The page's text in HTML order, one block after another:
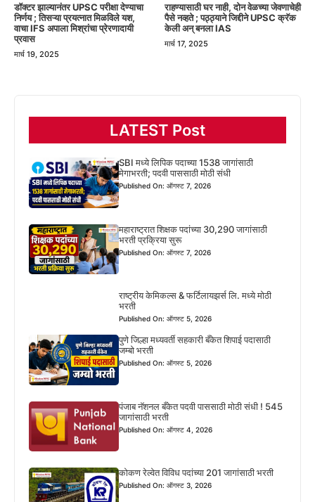
डॉक्टर झाल्यानंतर UPSC परीक्षा देण्याचा
निर्णय ; तिसऱ्या प्रयत्नात मिळविले यश,
वाचा IFS अपाला मिश्रांचा प्रेरणादायी
प्रवास
मार्च 19, 2025
राहण्यासाठी घर नाही, दोन वेळच्या जेवणाचेही
पैसे नव्हते ; पठ्ठ्याने जिद्दीने UPSC क्रॅक
केली अन् बनला IAS
मार्च 17, 2025
LATEST Post
SBI मध्ये लिपिक पदाच्या 1538 जागांसाठी
मेगाभरती; पदवी पाससाठी मोठी संधी
Published On: ऑगस्ट 7, 2026
महाराष्ट्रात शिक्षक पदांच्या 30,290 जागांसाठी
भरती प्रक्रिया सुरू
Published On: ऑगस्ट 7, 2026
राष्ट्रीय केमिकल्स & फर्टिलायझर्स लि. मध्ये मोठी
भरती
Published On: ऑगस्ट 5, 2026
पुणे जिल्हा मध्यवर्ती सहकारी बँकेत शिपाई पदासाठी
जम्बो भरती
Published On: ऑगस्ट 5, 2026
पंजाब नॅशनल बँकेत पदवी पाससाठी मोठी संधी ! 545
जागांसाठी भरती
Published On: ऑगस्ट 4, 2026
कोकण रेल्वेत विविध पदांच्या 201 जागांसाठी भरती
Published On: ऑगस्ट 3, 2026